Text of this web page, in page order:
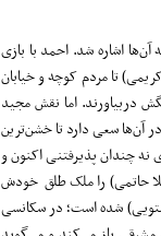
آن‌ها اشاره شد. احمد با بازی
تا مردم کوچه و خیابان
دربیاورند. اما نقش مجید
آن‌ها سعی دارد تا خشن‌ترین
نه چندان پذیرفتنی اکنون و
حاتمی) را ملک طلق خودش
شده است؛ در سکانسی